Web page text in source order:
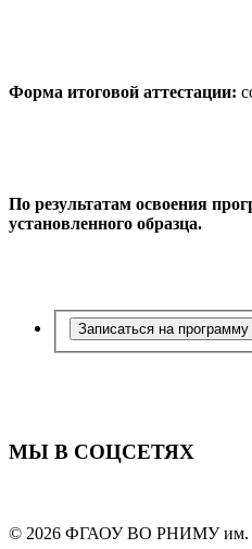
Форма итоговой аттестации:
По результатам освоения
установленного образца.
Записаться на программу
МЫ В СОЦСЕТЯХ
© 2026 ФГАОУ ВО РНИМУ им.